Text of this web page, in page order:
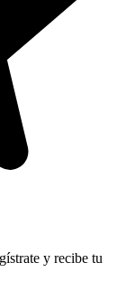
y recibe tu